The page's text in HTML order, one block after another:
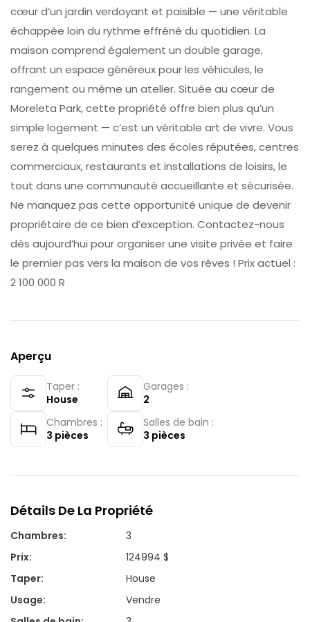
cœur d’un jardin verdoyant et paisible — une véritable
échappée loin du rythme effréné du quotidien. La
maison comprend également un double garage,
offrant un espace généreux pour les véhicules, le
rangement ou même un atelier. Située au cœur de
Moreleta Park, cette propriété offre bien plus qu’un
simple logement — c’est un véritable art de vivre. Vous
serez à quelques minutes des écoles réputées, centres
commerciaux, restaurants et installations de loisirs, le
tout dans une communauté accueillante et sécurisée.
Ne manquez pas cette opportunité unique de devenir
propriétaire de ce bien d’exception. Contactez-nous
dès aujourd’hui pour organiser une visite privée et faire
le premier pas vers la maison de vos rêves ! Prix actuel :
2 100 000 R
Aperçu
Taper :
House
Garages :
2
Chambres :
3 pièces
Salles de bain :
3 pièces
Détails De La Propriété
Chambres:
3
Prix:
124994 $
Taper:
House
Usage:
Vendre